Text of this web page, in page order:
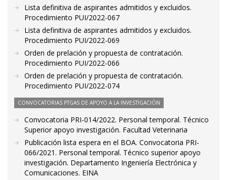
Lista definitiva de aspirantes admitidos y excluidos.
Procedimiento PUI/2022-067
Lista definitiva de aspirantes admitidos y excluidos.
Procedimiento PUI/2022-069
Orden de prelación y propuesta de contratación.
Procedimiento PUI/2022-066
Orden de prelación y propuesta de contratación.
Procedimiento PUI/2022-074
CONVOCATORIAS PTGAS DE APOYO A LA INVESTIGACIÓN
Convocatoria PRI-014/2022. Personal temporal. Técnico
Superior apoyo investigación. Facultad Veterinaria
Publicación lista espera en el BOA. Convocatoria PRI-
066/2021. Personal temporal. Técnico superior apoyo
investigación. Departamento Ingeniería Electrónica y
Comunicaciones. EINA